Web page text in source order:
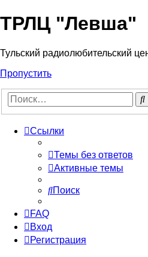
ТРЛЦ "Левша"
Тульский радиолюбительский
Пропустить
Ссылки
Темы без ответов
Активные темы
Поиск
FAQ
Вход
Регистрация